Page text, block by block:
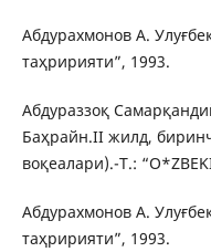
Абдурахмонов А.
таҳририяти”, 1993.
Абдураззоқ
Баҳрайн.II жилд,
воқеалари).-Т.:
Абдурахмонов А.
таҳририяти”, 1993.